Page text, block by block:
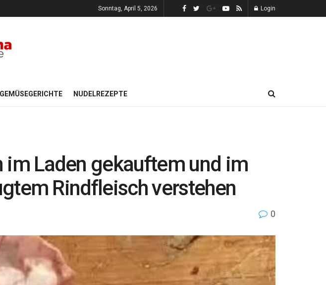
Sonntag, April 5, 2026 Login
GEMÜSEGERICHTE NUDELREZEPTE
im Laden gekauftem und im
Rindfleisch verstehen
0